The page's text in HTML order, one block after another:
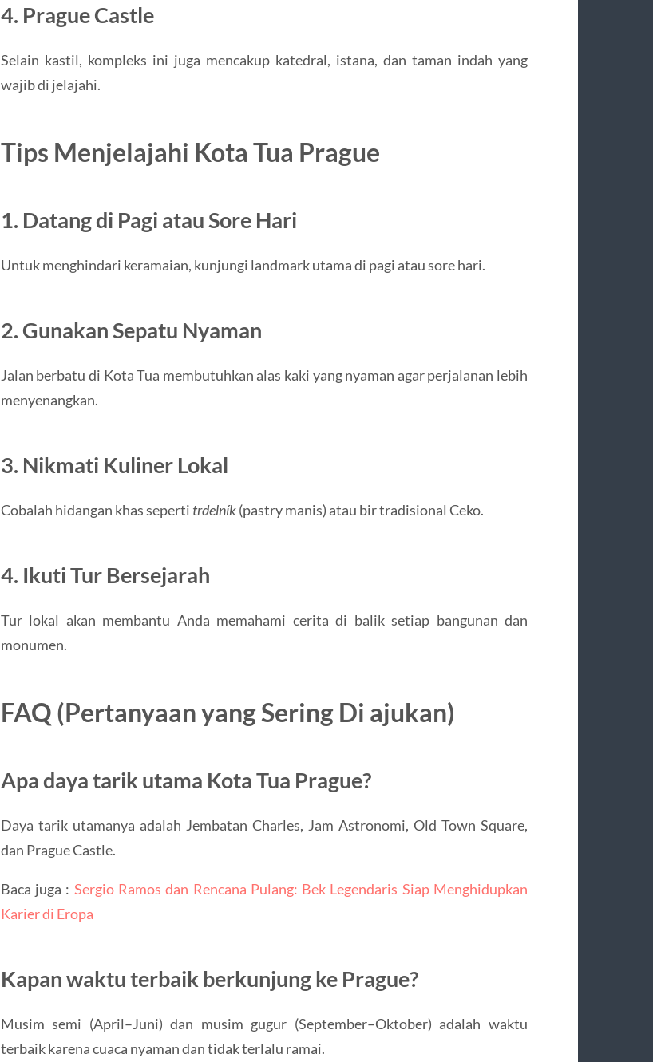
4. Prague Castle
Selain kastil, kompleks ini juga mencakup katedral, istana, dan taman indah yang
wajib di jelajahi.
Tips Menjelajahi Kota Tua Prague
1. Datang di Pagi atau Sore Hari
Untuk menghindari keramaian, kunjungi landmark utama di pagi atau sore hari.
2. Gunakan Sepatu Nyaman
Jalan berbatu di Kota Tua membutuhkan alas kaki yang nyaman agar perjalanan lebih
menyenangkan.
3. Nikmati Kuliner Lokal
Cobalah hidangan khas seperti trdelník(pastry manis) atau bir tradisional Ceko.
4. Ikuti Tur Bersejarah
Tur lokal akan membantu Anda memahami cerita di balik setiap bangunan dan
monumen.
FAQ (Pertanyaan yang Sering Di ajukan)
Apa daya tarik utama Kota Tua Prague?
Daya tarik utamanya adalah Jembatan Charles, Jam Astronomi, Old Town Square,
dan Prague Castle.
Baca juga : Sergio Ramos dan Rencana Pulang: Bek Legendaris Siap Menghidupkan
Karier di Eropa
Kapan waktu terbaik berkunjung ke Prague?
Musim semi (April–Juni) dan musim gugur (September–Oktober) adalah waktu
terbaik karena cuaca nyaman dan tidak terlalu ramai.